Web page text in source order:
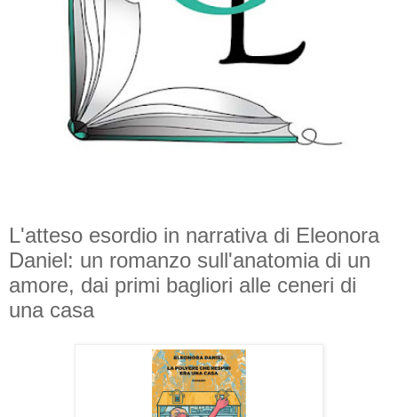
L'atteso esordio in narrativa di Eleonora
Daniel: un romanzo sull'anatomia di un
amore, dai primi bagliori alle ceneri di
una casa